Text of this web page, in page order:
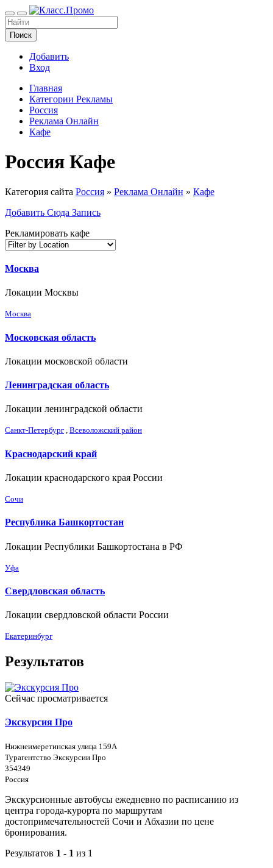
Поиск
Добавить
Вход
Главная
Категории Рекламы
Россия
Реклама Онлайн
Кафе
Россия Кафе
Категория сайта Россия » Реклама Онлайн » Кафе
Добавить Сюда Запись
Рекламировать кафе
Москва
Локации Москвы
Москва
Московская область
Локации московской области
Ленинградская область
Локации ленинградской области
Санкт-Петербург , Всеволожский район
Краснодарский край
Локации краснодарского края России
Сочи
Республика Башкортостан
Локации Республики Башкортостана в РФ
Уфа
Свердловская область
Локации свердловской области России
Екатеринбург
Результатов
Сейчас просматривается
Экскурсия Про
Нижнеимеретинская улица 159А
Турагентство Экскурсии Про
354349
Россия
Экскурсионные автобусы ежедневно по расписанию из
центра города-курорта по маршрутам
достопримечательностей Сочи и Абхазии по цене
бронирования.
Результатов 1 - 1 из 1